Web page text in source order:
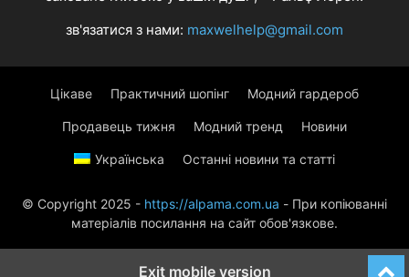
зв'язатися з нами: maxwelhelp@gmail.com
Цікаве Практичний шопінг Модний гардероб
Продавець тижня Модний тренд Новини
Українська Останні новини та статті
© Copyright 2025 - https://alpama.com.ua - При копіюванні
матеріалів посилання на сайт обов'язкове.
Exit mobile version